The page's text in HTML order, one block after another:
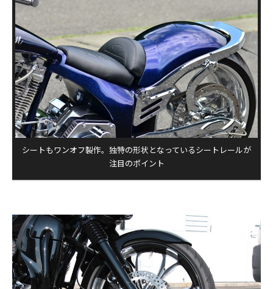
シートもワンオフ製作。独特の形状となっているシートレールが
注目のポイント